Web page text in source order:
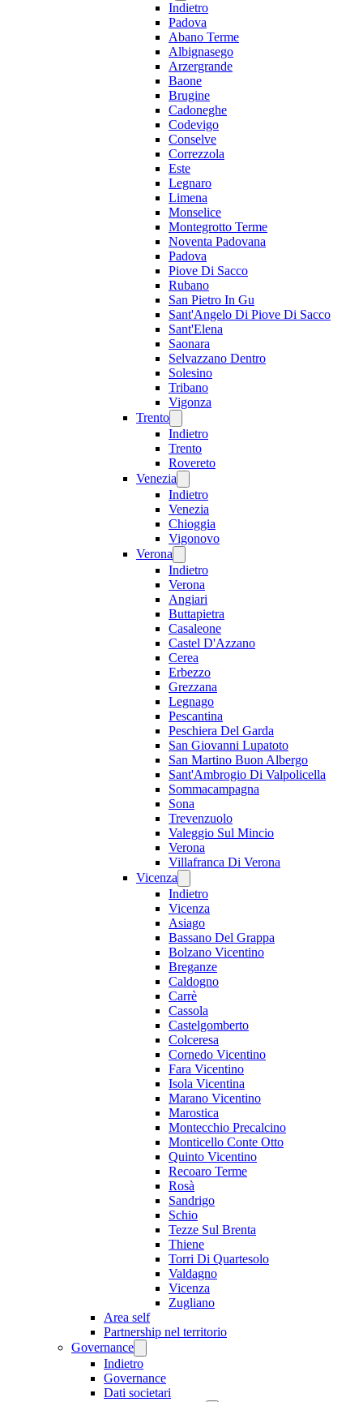
Indietro
Padova
Abano Terme
Albignasego
Arzergrande
Baone
Brugine
Cadoneghe
Codevigo
Conselve
Correzzola
Este
Legnaro
Limena
Monselice
Montegrotto Terme
Noventa Padovana
Padova
Piove Di Sacco
Rubano
San Pietro In Gu
Sant'Angelo Di Piove Di Sacco
Sant'Elena
Saonara
Selvazzano Dentro
Solesino
Tribano
Vigonza
Trento
Indietro
Trento
Rovereto
Venezia
Indietro
Venezia
Chioggia
Vigonovo
Verona
Indietro
Verona
Angiari
Buttapietra
Casaleone
Castel D'Azzano
Cerea
Erbezzo
Grezzana
Legnago
Pescantina
Peschiera Del Garda
San Giovanni Lupatoto
San Martino Buon Albergo
Sant'Ambrogio Di Valpolicella
Sommacampagna
Sona
Trevenzuolo
Valeggio Sul Mincio
Verona
Villafranca Di Verona
Vicenza
Indietro
Vicenza
Asiago
Bassano Del Grappa
Bolzano Vicentino
Breganze
Caldogno
Carrè
Cassola
Castelgomberto
Colceresa
Cornedo Vicentino
Fara Vicentino
Isola Vicentina
Marano Vicentino
Marostica
Montecchio Precalcino
Monticello Conte Otto
Quinto Vicentino
Recoaro Terme
Rosà
Sandrigo
Schio
Tezze Sul Brenta
Thiene
Torri Di Quartesolo
Valdagno
Vicenza
Zugliano
Area self
Partnership nel territorio
Governance
Indietro
Governance
Dati societari